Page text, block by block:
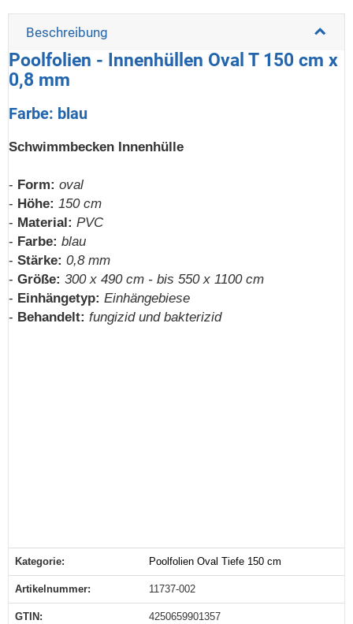
Beschreibung
Poolfolien - Innenhüllen Oval T 150 cm x
0,8 mm
Farbe: blau
Schwimmbecken Innenhülle
- Form: oval
- Höhe: 150 cm
- Material: PVC
- Farbe: blau
- Stärke: 0,8 mm
- Größe: 300 x 490 cm - bis 550 x 1100 cm
- Einhängetyp: Einhängebiese
- Behandelt: fungizid und bakterizid
Produkteigenschaft
Wert
Kategorie: Poolfolien Oval Tiefe 150 cm
Artikelnummer: 11737-002
GTIN: 4250659901357